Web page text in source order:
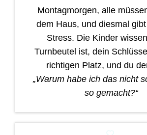
Montagmorgen, alle
dem Haus, und diesmal
Stress. Die Kinder
Turnbeutel ist, dein
richtigen Platz, und du
„Warum habe ich das nicht
so gemacht?“